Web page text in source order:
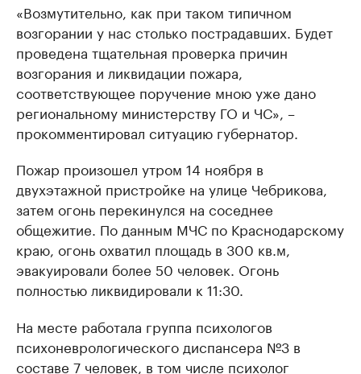
«Возмутительно, как при таком типичном
возгорании у нас столько пострадавших. Будет
проведена тщательная проверка причин
возгорания и ликвидации пожара,
соответствующее поручение мною уже дано
региональному министерству ГО и ЧС», –
прокомментировал ситуацию губернатор.
Пожар произошел утром 14 ноября в
двухэтажной пристройке на улице Чебрикова,
затем огонь перекинулся на соседнее
общежитие. По данным МЧС по Краснодарскому
краю, огонь охватил площадь в 300 кв.м,
эвакуировали более 50 человек. Огонь
полностью ликвидировали к 11:30.
На месте работала группа психологов
психоневрологического диспансера №3 в
составе 7 человек, в том числе психолог